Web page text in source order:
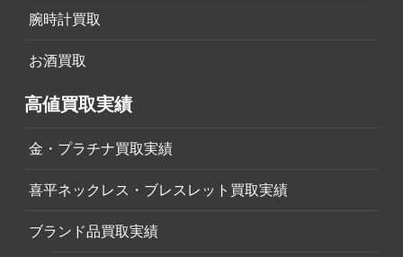
腕時計買取
お酒買取
高値買取実績
金・プラチナ買取実績
喜平ネックレス・ブレスレット買取実績
ブランド品買取実績